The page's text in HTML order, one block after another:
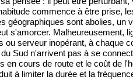
commence à être prise,
géographiques sont abolies, un
s'amorcer. Malheureusement,
ou serveur inopérant, à chaque
Sud n'arrivent pas à se
en cours de route et le coût de
à limiter la durée et la